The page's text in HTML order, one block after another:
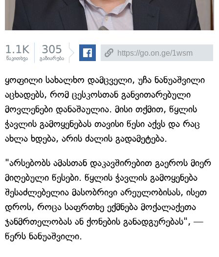
1.1K
წაკითხვა
305
გაზიარება
ყოფილი სახალხო დამცველი, უჩა ნანუაშვილი
აცხადებს, რომ ცესკოსთან განვითარებული
მოვლენები დანაშაულია. მისი თქმით, წყლის
ჭავლის გამოყენებას თავისი წესი აქვს და რაც
ახლა ხდება, არის ძალის გადამეტება.
"არსებობს ამასთან დაკავშირებით გაეროს მიერ
მიღებული წესები. წყლის ჭავლის გამოყენება
შესაძლებელია მასობრივი არეულობისას, ისეთ
დროს, როცა საფრთხე ექმნება მოქალაქეთა
ჯანმრთელობას ან ქონების განადგურებას", —
წერს ნანუაშვილი.